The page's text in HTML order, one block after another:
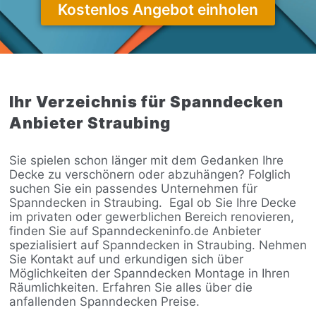
Kostenlos Angebot einholen
Ihr Verzeichnis für Spanndecken
Anbieter Straubing
Sie spielen schon länger mit dem Gedanken Ihre
Decke zu verschönern oder abzuhängen? Folglich
suchen Sie ein passendes Unternehmen für
Spanndecken in Straubing. Egal ob Sie Ihre Decke
im privaten oder gewerblichen Bereich renovieren,
finden Sie auf Spanndeckeninfo.de Anbieter
spezialisiert auf Spanndecken in Straubing. Nehmen
Sie Kontakt auf und erkundigen sich über
Möglichkeiten der Spanndecken Montage in Ihren
Räumlichkeiten. Erfahren Sie alles über die
anfallenden Spanndecken Preise.